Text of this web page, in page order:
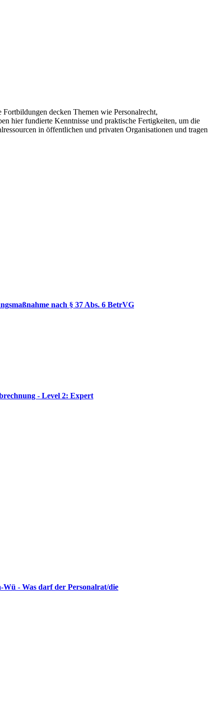
decken Themen wie Personalrecht,
hier fundierte Kenntnisse und praktische Fertigkeiten, um die
in öffentlichen und privaten Organisationen und tragen
nach § 37 Abs. 6 BetrVG
- Level 2: Expert
- Was darf der Personalrat/die